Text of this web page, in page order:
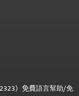
）免費語言幫助/免